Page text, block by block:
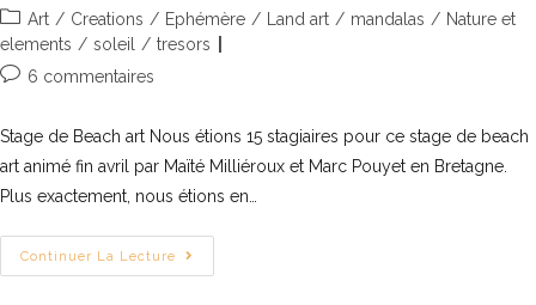
Art / Creations / Ephémère / Land art / mandalas / Nature et
elements / soleil / tresors
6 commentaires
Stage de Beach art Nous étions 15 stagiaires pour ce stage de beach
art animé fin avril par Maïté Milliéroux et Marc Pouyet en Bretagne.
Plus exactement, nous étions en…
Continuer La Lecture